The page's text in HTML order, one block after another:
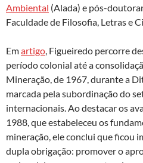
Ambiental (Alada) e pós-
Faculdade de Filosofia, Letras e
Emartigo, Figueiredo percorre
período colonial até a
Mineração, de 1967, durante a
marcada pela subordinação do
internacionais. Ao destacar os
1988, que estabeleceu os
mineração, ele conclui que ficou
dupla obrigação: promover o